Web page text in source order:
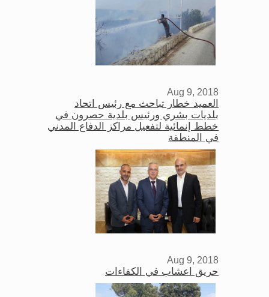
Aug 9, 2018
العميد خطار تباحث مع رئيس اتحاد
بلديات بشري ورئيس بلدية حصرون في
خطط إنمائية لتفعيل مراكز الدفاع المدني
في المنطقة
Aug 9, 2018
حريق اعشاب في الكفاءات